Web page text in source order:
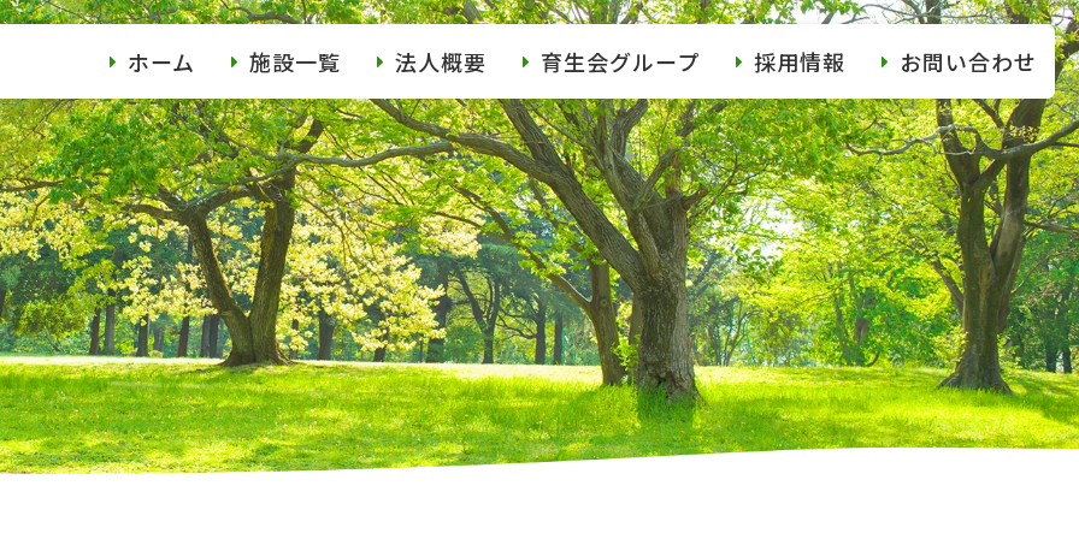
ホーム 施設一覧 法人概要 育生会グループ 採用情報 お問い合わせ